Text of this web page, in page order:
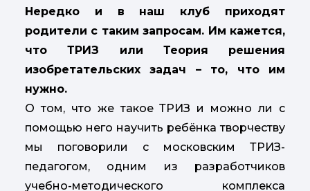
Нередко и в наш клуб приходят
родители с таким запросам. Им кажется,
что ТРИЗ или Теория решения
изобретательских задач – то, что им
нужно.
О том, что же такое ТРИЗ и можно ли с
помощью него научить ребёнка творчеству
мы поговорили с московским ТРИЗ-
педагогом, одним из разработчиков
учебно-методического комплекса